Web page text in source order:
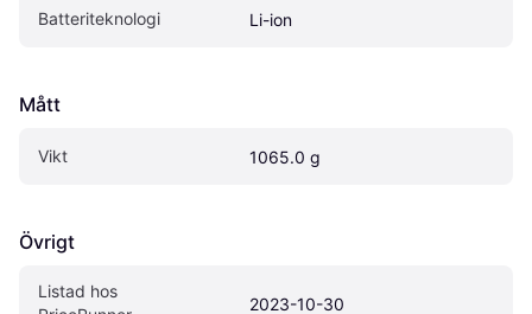
Batteriteknologi Li-ion
Mått
Vikt 1065.0 g
Övrigt
Listad hos
2023-10-30